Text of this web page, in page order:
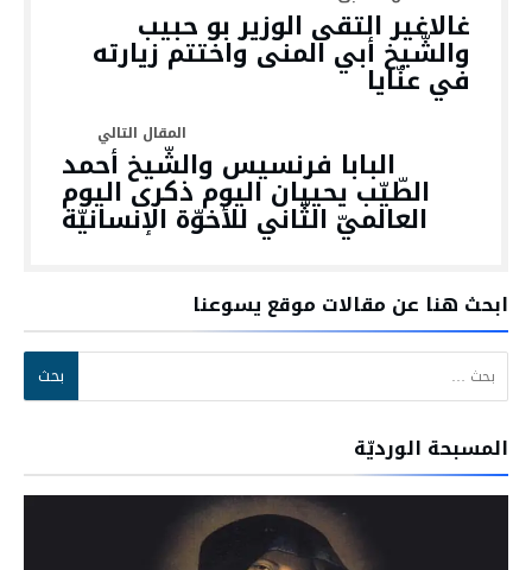
غالاغير التقى الوزير بو حبيب
والشّيخ أبي المنى واختتم زيارته
في عنّايا
البابا فرنسيس والشّيخ أحمد
الطّيّب يحييان اليوم ذكرى اليوم
العالميّ الثّاني للأخوّة الإنسانيّة
ابحث هنا عن مقالات موقع يسوعنا
البحث عن:
المسبحة الورديّة